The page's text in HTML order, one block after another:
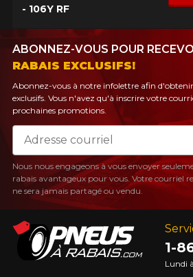
- 106Y RF
1-
Lundi
ABONNEZ-VOUS POUR
RABAIS EXCLUSIFS!
Abonnez-vous à notre infolettre afin
exclusifs. Vous n'avez qu'à inscrire votre
prochaines promotions.
Courriel
Nous nous engageons à vous envoyer
rabais avantageux pour vous. Votre courriel
ne sera jamais partagé ou vendu.